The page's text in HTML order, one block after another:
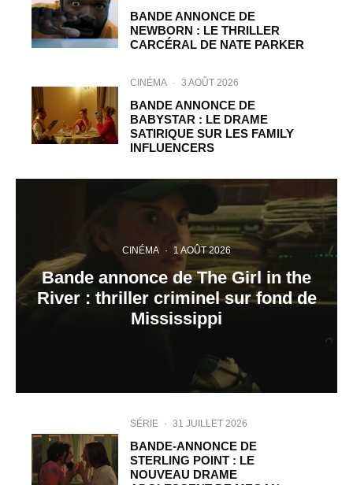
BANDE ANNONCE DE
NEWBORN : LE THRILLER
CARCÉRAL DE NATE PARKER
CINÉMA · 3 AOÛT 2026
BANDE ANNONCE DE
BABYSTAR : LE DRAME
SATIRIQUE SUR LES FAMILY
INFLUENCERS
CINÉMA · 1 AOÛT 2026
Bande annonce de The Girl in the
River : thriller criminel sur fond de
Mississippi
SÉRIE · 31 JUILLET 2026
BANDE-ANNONCE DE
STERLING POINT : LE
NOUVEAU DRAME